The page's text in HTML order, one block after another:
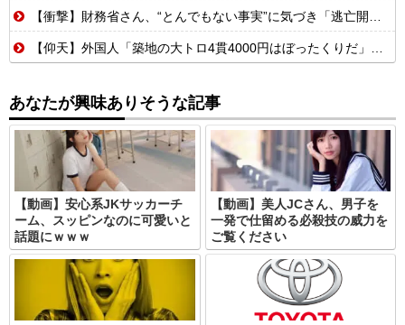
【衝撃】財務省さん、“とんでもない事実”に気づき「逃亡開始wwwww」
【仰天】外国人「築地の大トロ4貫4000円はぼったくりだ」→日本人の反応が真っ二つに
あなたが興味ありそうな記事
【動画】安心系JKサッカーチ
ーム、スッピンなのに可愛いと
話題にｗｗｗ
【動画】美人JCさん、男子を
一発で仕留める必殺技の威力を
ご覧ください